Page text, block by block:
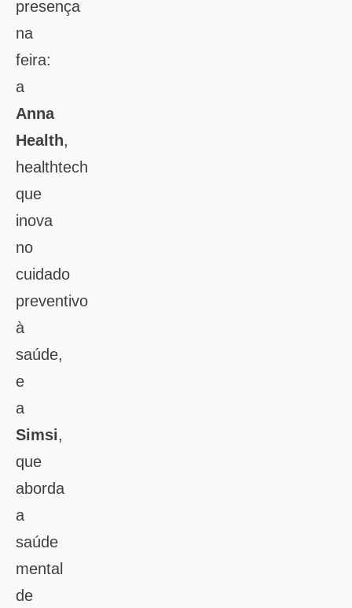
presença
na
feira:
a
Anna
Health,
healthtech
que
inova
no
cuidado
preventivo
à
saúde,
e
a
Simsi,
que
aborda
a
saúde
mental
de